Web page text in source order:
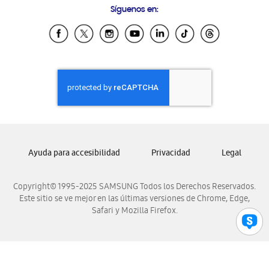
Samsung Ecuador
Samsung El Salvador
Samsung Honduras
Samsung Nicaragua
Samsung Panamá
Samsung Venezuela
Síguenos en:
Copyright© 1995-2025 SAMSUNG Todos los Derechos Reservados.
Este sitio se ve mejor en las últimas versiones de Chrome, Edge,
Safari y Mozilla Firefox.
Ayuda para accesibilidad Privacidad Legal